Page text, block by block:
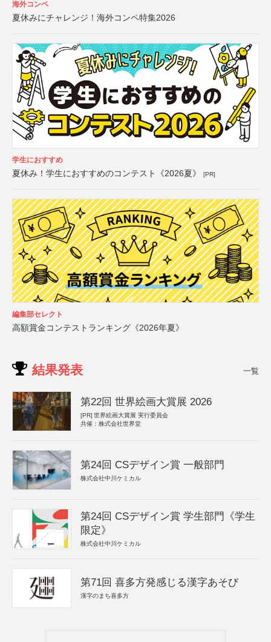
海外コンペ
夏休みにチャレンジ！海外コンペ特集2026
学生におすすめ
夏休み！学生におすすめのコンテスト《2026夏》 [PR]
編集部セレクト
高額賞金コンテストランキング《2026年夏》
結果発表 一覧
第22回 世界絵画大賞展 2026
[PR] 世界絵画大賞展 実行委員会
共催：株式会社世界堂
第24回 CSデザイン賞 一般部門
株式会社中川ケミカル
第24回 CSデザイン賞 学生部門《学生
限定》
株式会社中川ケミカル
第71回 喜多方発感じる漢字あそび
漢字のまち喜多方